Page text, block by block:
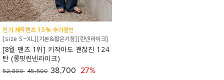
인기 제작팬츠 15% 추가할인
[size S~XL][기본&짧은기장][린넨라이크]
[8월 팬츠 1위] 키작아도 괜찮진 124
탄 (롱핏린넨라이크)
52,800 45,500 38,700 27%